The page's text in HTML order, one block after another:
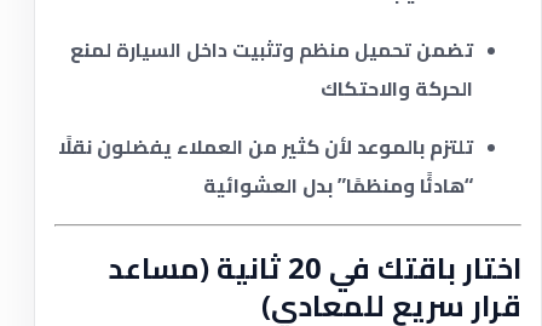
تضمن تحميل منظم وتثبيت داخل السيارة لمنع
الحركة والاحتكاك
تلتزم بالموعد لأن كثير من العملاء يفضلون نقلًا
“هادئًا ومنظمًا” بدل العشوائية
اختار باقتك في 20 ثانية (مساعد
قرار سريع للمعادي)